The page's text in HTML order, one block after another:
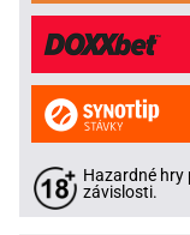
Hazardné
závislosti.